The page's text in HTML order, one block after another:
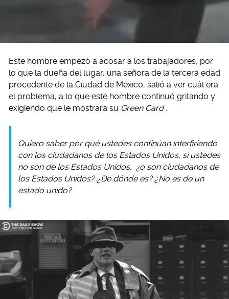
Este hombre empezó a acosar a los trabajadores, por
lo que la dueña del lugar, una señora de la tercera edad
procedente de la Ciudad de México, salió a ver cuál era
el problema, a lo que este hombre continuó gritando y
exigiendo que le mostrara su Green Card
Quiero saber por qué ustedes continúan interfiriendo
con los ciudadanos de los Estados Unidos, si ustedes
no son de los Estados Unidos, ¿o son ciudadanos de
los Estados Unidos? ¿De dónde es? ¿No es de un
estado unido?